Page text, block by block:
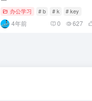
办公学习 # b # k # key
4年前 0 627